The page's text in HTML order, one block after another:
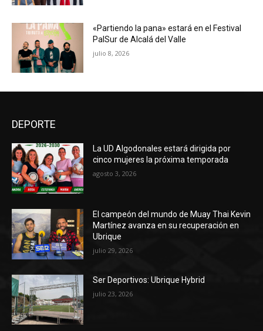
«Partiendo la pana» estará en el Festival
PalSur de Alcalá del Valle
julio 8, 2026
DEPORTE
La UD Algodonales estará dirigida por
cinco mujeres la próxima temporada
agosto 3, 2026
El campeón del mundo de Muay Thai Kevin
Martínez avanza en su recuperación en
Ubrique
julio 29, 2026
Ser Deportivos: Ubrique Hybrid
julio 23, 2026